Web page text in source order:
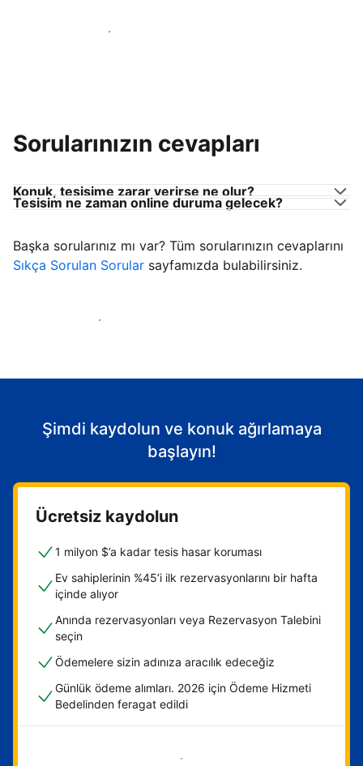
Tesis sahipleri arasına katıl
Sorularınızın cevapları
Konuk, tesisime zarar verirse ne olur?
Tesisim ne zaman online duruma gelecek?
Başka sorularınız mı var? Tüm sorularınızın cevaplarını
Sıkça Sorulan Sorular sayfamızda bulabilirsiniz.
Konuk ağırlamaya başla
Şimdi kaydolun ve konuk ağırlamaya
başlayın!
Ücretsiz kaydolun
1 milyon $’a kadar tesis hasar koruması
Ev sahiplerinin %45’i ilk rezervasyonlarını bir hafta
içinde alıyor
Anında rezervasyonları veya Rezervasyon Talebini
seçin
Ödemelere sizin adınıza aracılık edeceğiz
Günlük ödeme alımları. 2026 için Ödeme Hizmeti
Bedelinden feragat edildi
Hemen başla